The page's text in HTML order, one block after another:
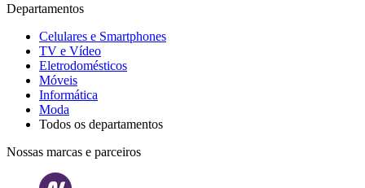
Departamentos
Celulares e Smartphones
TV e Vídeo
Eletrodomésticos
Móveis
Informática
Moda
Todos os departamentos
Nossas marcas e parceiros